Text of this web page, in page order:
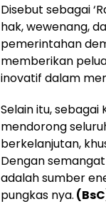
Disebut sebagai
hak, wewenang,
pemerintahan
memberikan
inovatif dalam
Selain itu, sebagai
mendorong
berkelanjutan,
Dengan
adalah sumber
pungkas nya.